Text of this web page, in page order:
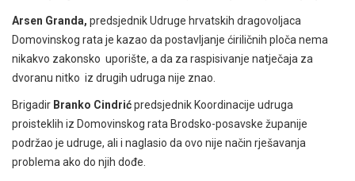
Arsen Granda, predsjednik Udruge hrvatskih dragovoljaca
Domovinskog rata je kazao da postavljanje ćiriličnih ploča nema
nikakvo zakonsko uporište, a da za raspisivanje natječaja za
dvoranu nitko iz drugih udruga nije znao.
Brigadir Branko Cindrićpredsjednik Koordinacije udruga
proisteklih iz Domovinskog rata Brodsko-posavske županije
podržao je udruge, ali i naglasio da ovo nije način rješavanja
problema ako do njih dođe.